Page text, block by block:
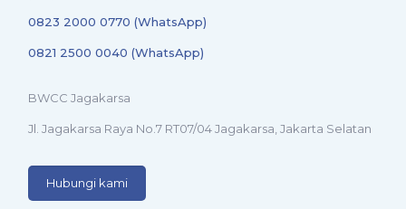
0823 2000 0770 (WhatsApp)
0821 2500 0040 (WhatsApp)
BWCC Jagakarsa
Jl. Jagakarsa Raya No.7 RT07/04 Jagakarsa, Jakarta Selatan
Hubungi kami